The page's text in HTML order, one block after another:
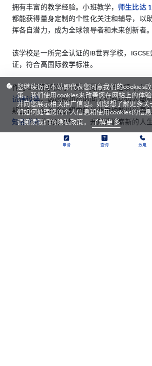
拥有丰富的教学经验。小班教学， 师生比达
都能获得量身定制的个性化关注和辅导，以
挥各自潜力，成为全球领导者和未来创新者。
该学校是一所完全认证的IB世界学校，IGCSE
证，符合高国际教学标准。
作为IB世界学校的一员，我们已经连续十六
试通过率。因此成功帮助同学们成功迈入国
期望的，每年北京耀中的毕业生均能以优异
知名学府的录取通知书，开启他们崭新的人生
您继续访问本站即代表您同意我们的cookies政
策。我们使用cookies来改善您在网站上的体
并向您展示相关推广信息。如您想了解更多关
们如何处理您的个人信息和使用cookies的信
请阅读我们的隐私政策。了解更多
申请 查询 致电